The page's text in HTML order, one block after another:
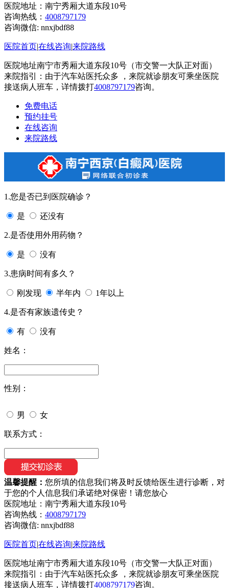
医院地址：南宁秀厢大道东段10号
咨询热线： 4008797179
咨询微信: nnxjbdf88
医院首页|在线咨询|来院路线
医院地址南宁市秀厢大道东段10号（市交警一大队正对面）
来院指引：由于汽车站医托众多 ，来院就诊朋友可乘坐医院
接送病人班车，详情拨打4008797179咨询。
免费电话
预约挂号
在线咨询
来院路线
1.您是否已到医院确诊？
是 还没有
2.是否使用外用药物？
是 没有
3.患病时间有多久？
刚发现 半年内 1年以上
4.是否有家族遗传史？
有 没有
姓名：
性别：
男 女
联系方式：
温馨提醒： 您所填的信息我们将及时反馈给医生进行诊断，对
于您的个人信息我们承诺绝对保密！请您放心
医院地址：南宁秀厢大道东段10号
咨询热线： 4008797179
咨询微信: nnxjbdf88
医院首页|在线咨询|来院路线
医院地址南宁市秀厢大道东段10号（市交警一大队正对面）
来院指引：由于汽车站医托众多 ，来院就诊朋友可乘坐医院
接送病人班车，详情拨打4008797179咨询。